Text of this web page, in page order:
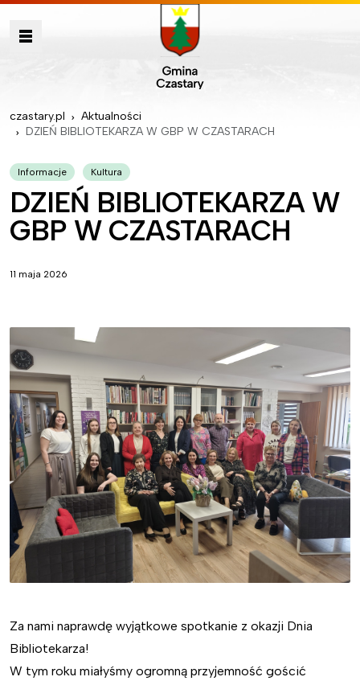
czastary.pl
Aktualności
DZIEŃ BIBLIOTEKARZA W GBP W CZASTARACH
Informacje Kultura
DZIEŃ BIBLIOTEKARZA W
GBP W CZASTARACH
11 maja 2026
Za nami naprawdę wyjątkowe spotkanie z okazji Dnia
Bibliotekarza!
W tym roku miałyśmy ogromną przyjemność gościć